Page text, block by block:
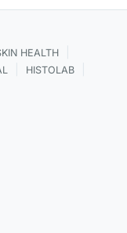
HEALTH
HISTOLAB